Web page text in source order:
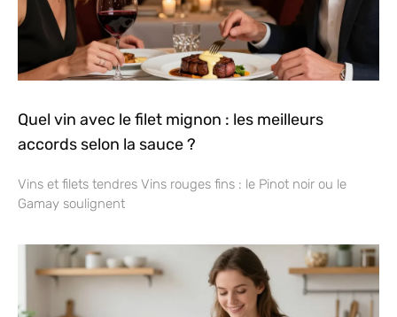
Quel vin avec le filet mignon : les meilleurs
accords selon la sauce ?
Vins et filets tendres Vins rouges fins : le Pinot noir ou le
Gamay soulignent